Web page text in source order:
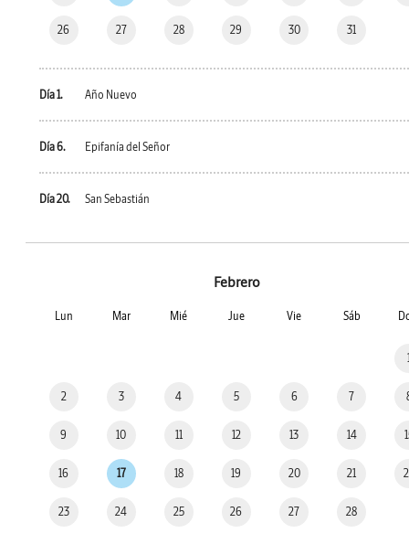
26 27 28 29 30 31
Día 1. Año Nuevo
Día 6. Epifanía del Señor
Día 20. San Sebastián
Febrero
Lun Mar Mié Jue Vie Sáb
2 3 4 5 6 7
9 10 11 12 13 14
16 17 18 19 20 21
23 24 25 26 27 28